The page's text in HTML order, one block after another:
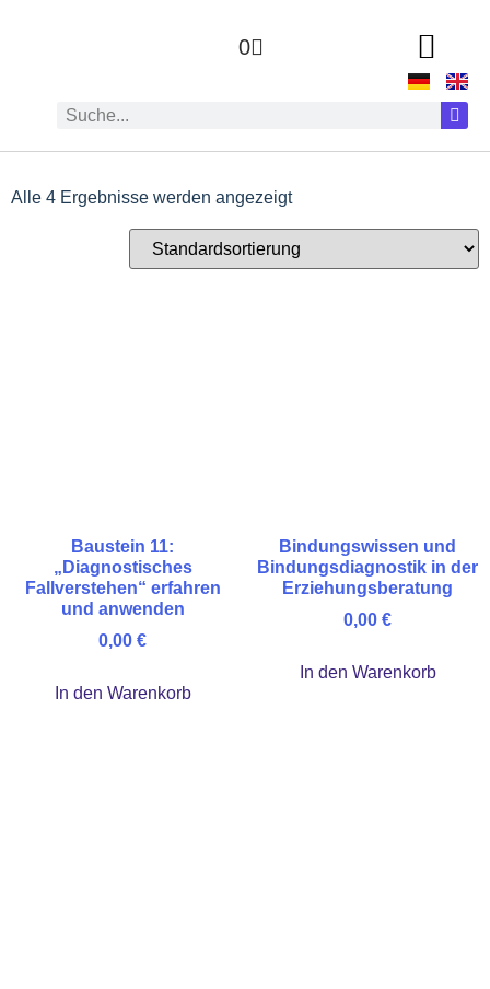
0
Alle 4 Ergebnisse werden angezeigt
Baustein 11:
„Diagnostisches
Fallverstehen“ erfahren
und anwenden
0,00 €
In den Warenkorb
Bindungswissen und
Bindungsdiagnostik in der
Erziehungsberatung
0,00 €
In den Warenkorb